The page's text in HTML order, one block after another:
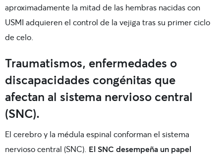
aproximadamente la mitad de las hembras nacidas con
USMI adquieren el control de la vejiga tras su primer ciclo
de celo.
Traumatismos, enfermedades o
discapacidades congénitas que
afectan al sistema nervioso central
(SNC).
El cerebro y la médula espinal conforman el sistema
nervioso central (SNC). El SNC desempeña un papel